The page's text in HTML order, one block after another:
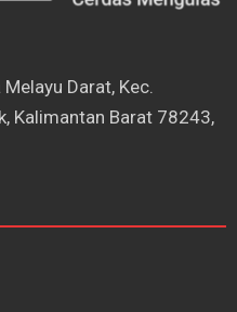
Darat, Kec.
Kalimantan Barat 78243,